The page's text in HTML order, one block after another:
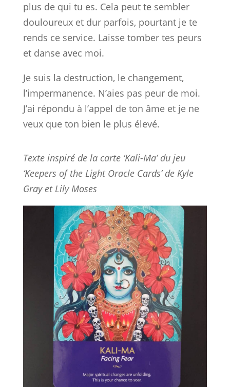
plus de qui tu es. Cela peut te sembler
douloureux et dur parfois, pourtant je te
rends ce service. Laisse tomber tes peurs
et danse avec moi.
Je suis la destruction, le changement,
l’impermanence. N’aies pas peur de moi.
J’ai répondu à l’appel de ton âme et je ne
veux que ton bien le plus élevé.
Texte inspiré de la carte ‘Kali-Ma’ du jeu
‘Keepers of the Light Oracle Cards’ de Kyle
Gray et Lily Moses